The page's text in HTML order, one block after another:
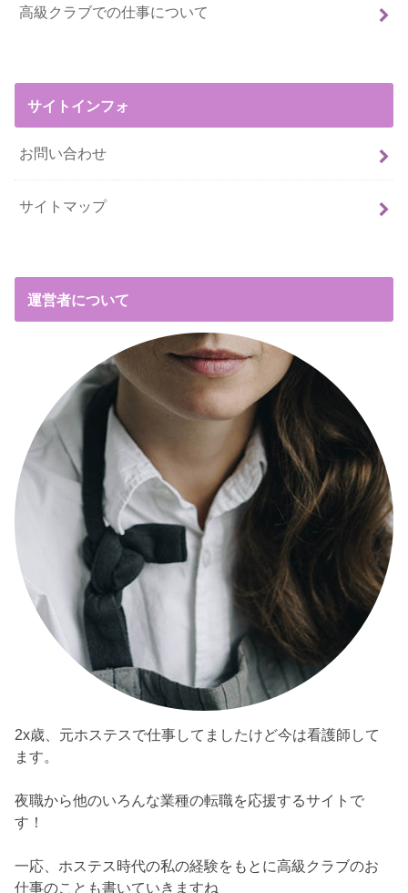
高級クラブでの仕事について
サイトインフォ
お問い合わせ
サイトマップ
運営者について
2x歳、元ホステスで仕事してましたけど今は看護師して
ます。
夜職から他のいろんな業種の転職を応援するサイトで
す！
一応、ホステス時代の私の経験をもとに高級クラブのお
仕事のことも書いていきますね